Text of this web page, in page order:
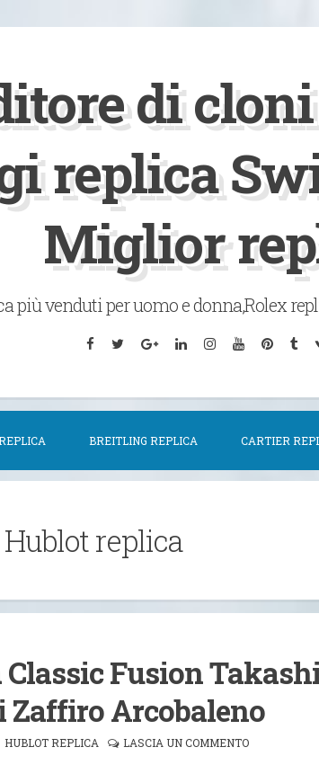
di
replica
Miglior
più venduti per uomo e donna,Rolex
Facebook
TwitterGoogleLinkedInInstagram
YouTubePinterest
BREITLING REPLICA CARTIER
Hublot replica
Fusion
Arcobaleno
HUBLOT REPLICA LASCIA UN COMMENTO